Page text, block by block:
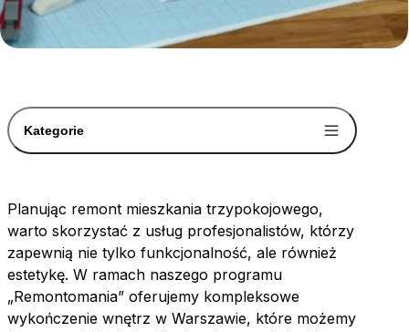
Kategorie
Planując remont mieszkania trzypokojowego,
warto skorzystać z usług profesjonalistów, którzy
zapewnią nie tylko funkcjonalność, ale również
estetykę. W ramach naszego programu
„Remontomania” oferujemy kompleksowe
wykończenie wnętrz w Warszawie, które możemy